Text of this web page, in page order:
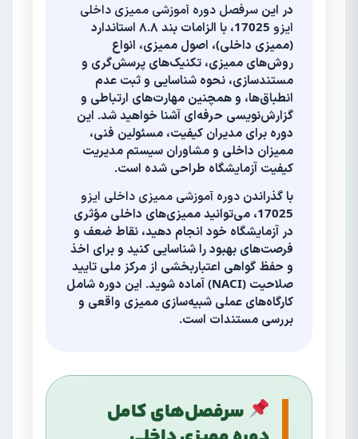
در این سرفصل دوره آموزشی ممیزی داخلی
ایزو 17025
، با الزامات بند ۸.۸ استاندارد
(ممیزی داخلی)، اصول ممیزی، انواع
روش‌های ممیزی، تکنیک‌های پرسش‌گری و
مستندسازی، نحوه شناسایی و ثبت عدم
انطباق‌ها، و همچنین مهارت‌های ارتباطی و
گزارش‌نویسی حرفه‌ای آشنا خواهید شد. این
دوره برای مدیران کیفیت، مسئولین فنی،
ممیزان داخلی و مشاوران سیستم مدیریت
کیفیت آزمایشگاه طراحی شده است.
با گذراندن دوره آموزشی ممیزی داخلی ایزو
17025، می‌توانید ممیزی‌های داخلی مؤثری
در آزمایشگاه خود انجام دهید، نقاط ضعف و
فرصت‌های بهبود را شناسایی کنید و برای اخذ
و حفظ گواهی اعتباربخشی از مرکز ملی تایید
صلاحیت (NACI) آماده شوید. این دوره شامل
کارگاه‌های عملی شبیه‌سازی ممیزی واقعی و
بررسی مستندات است.
سرفصل‌های کامل